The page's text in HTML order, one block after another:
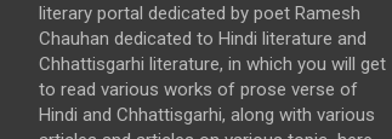
literary portal dedicated by poet Ramesh
Chauhan dedicated to Hindi literature and
Chhattisgarhi literature, in which you will get
to read various works of prose verse of
Hindi and Chhattisgarhi, along with various